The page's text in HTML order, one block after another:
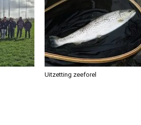
Uitzetting zeeforel